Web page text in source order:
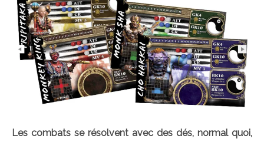
Les combats se résolvent avec des dés, normal quoi,